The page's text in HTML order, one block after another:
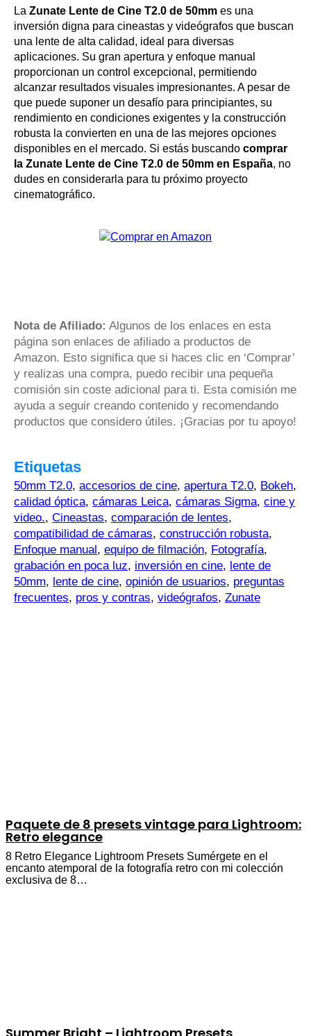
La Zunate Lente de Cine T2.0 de 50mm es una
inversión digna para cineastas y videógrafos que buscan
una lente de alta calidad, ideal para diversas
aplicaciones. Su gran apertura y enfoque manual
proporcionan un control excepcional, permitiendo
alcanzar resultados visuales impresionantes. A pesar de
que puede suponer un desafío para principiantes, su
rendimiento en condiciones exigentes y la construcción
robusta la convierten en una de las mejores opciones
disponibles en el mercado. Si estás buscando comprar
la Zunate Lente de Cine T2.0 de 50mm en España, no
dudes en considerarla para tu próximo proyecto
cinematográfico.
Nota de Afiliado: Algunos de los enlaces en esta
página son enlaces de afiliado a productos de
Amazon. Esto significa que si haces clic en ‘Comprar’
y realizas una compra, puedo recibir una pequeña
comisión sin coste adicional para ti. Esta comisión me
ayuda a seguir creando contenido y recomendando
productos que considero útiles. ¡Gracias por tu apoyo!
Etiquetas
50mm T2.0, accesorios de cine, apertura T2.0, Bokeh,
calidad óptica, cámaras Leica, cámaras Sigma, cine y
video., Cineastas, comparación de lentes,
compatibilidad de cámaras, construcción robusta,
Enfoque manual, equipo de filmación, Fotografía,
grabación en poca luz, inversión en cine, lente de
50mm, lente de cine, opinión de usuarios, preguntas
frecuentes, pros y contras, videógrafos, Zunate
Paquete de 8 presets vintage para Lightroom:
Retro elegance
8 Retro Elegance Lightroom Presets Sumérgete en el
encanto atemporal de la fotografía retro con mi colección
exclusiva de 8…